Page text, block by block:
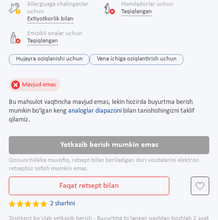
Allergiyaga chalinganlar
uchun
Extiyotkorlik bilan
Homiladorlar uchun
Taqiqlangan
Emizikli onalar uchun
Taqiqlangan
Hujayra oziqlanishi uchun Vena ichiga oziqlantirish uchun
Mavjud emas
Bu mahsulot vaqtincha mavjud emas, lekin hozirda buyurtma berish
mumkin bo'lgan keng analoglar diapazoni bilan tanishishingizni taklif
qilamiz.
Yetkazib berish mumkin emas
Qonunchilikka muvofiq, retsept bilan beriladigan dori vositalarini elektron
retseptsiz sotish mumkin emas.
Faqat retsept bilan
2 sharhni
Toshkent bo'ylab yetkazib berish - Buyurtma to'langan paytdan boshlab 2 soat